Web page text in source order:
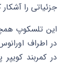
جزئیاتی را
این تلسکوپ
در کمربند